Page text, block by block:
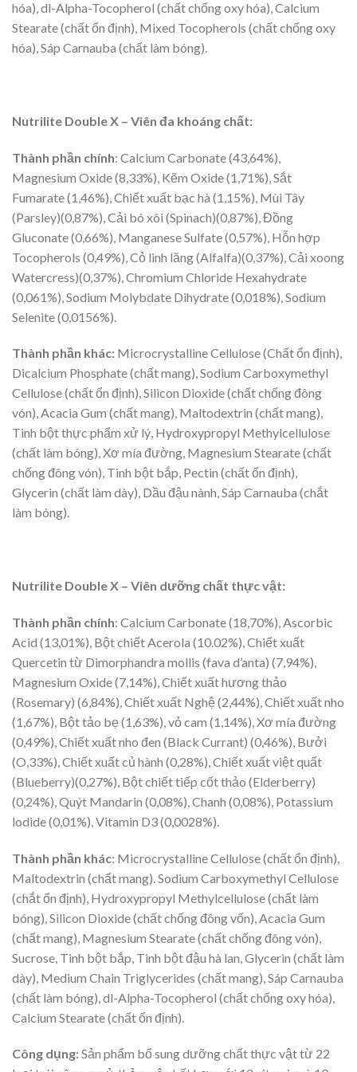
hóa), dl-Alpha-Tocopherol (chất chống oxy hóa), Calcium
Stearate (chất ổn định), Mixed Tocopherols (chất chống oxy
hóa), Sáp Carnauba (chất làm bóng).
Nutrilite Double X – Viên đa khoáng chất:
Thành phần chính: Calcium Carbonate (43,64%),
Magnesium Oxide (8,33%), Kẽm Oxide (1,71%), Sắt
Fumarate (1,46%), Chiết xuất bạc hà (1,15%), Mùi Tây
(Parsley)(0,87%), Cải bó xôi (Spinach)(0,87%), Đồng
Gluconate (0,66%), Manganese Sulfate (0,57%), Hỗn hợp
Tocopherols (0,49%), Cỏ linh lăng (Alfalfa)(0,37%), Cải xoong
Watercress)(0,37%), Chromium Chloride Hexahydrate
(0,061%), Sodium Molybdate Dihydrate (0,018%), Sodium
Selenite (0,0156%).
Thành phần khác: Microcrystalline Cellulose (Chất ổn định),
Dicalcium Phosphate (chất mang), Sodium Carboxymethyl
Cellulose (chất ổn định), Silicon Dioxide (chất chống đông
vón), Acacia Gum (chất mang), Maltodextrin (chất mang),
Tinh bột thực phẩm xử lý, Hydroxypropyl Methylcellulose
(chất làm bóng), Xơ mía đường, Magnesium Stearate (chất
chống đông vón), Tinh bột bắp, Pectin (chất ổn định),
Glycerin (chất làm dày), Dầu đậu nành, Sáp Carnauba (chắt
làm bóng).
Nutrilite Double X – Viên dưỡng chất thực vật:
Thành phần chính: Calcium Carbonate (18,70%), Ascorbic
Acid (13,01%), Bột chiết Acerola (10.02%), Chiết xuất
Quercetin từ Dimorphandra mollis (fava d’anta) (7,94%),
Magnesium Oxide (7,14%), Chiết xuất hương thảo
(Rosemary) (6,84%), Chiết xuất Nghệ (2,44%), Chiết xuất nho
(1,67%), Bột tảo bẹ (1,63%), vỏ cam (1,14%), Xơ mía đường
(0,49%), Chiết xuất nho đen (Black Currant) (0,46%), Bưởi
(O,33%), Chiết xuất củ hành (0,28%), Chiết xuất việt quất
(Blueberry)(0,27%), Bột chiết tiếp cốt thảo (Elderberry)
(0,24%), Quýt Mandarin (0,08%), Chanh (0,08%), Potassium
lodide (0,01%), Vitamin D3 (0,0028%).
Thành phần khác: Microcrystalline Cellulose (chất ổn định),
Maltodextrin (chất mang). Sodium Carboxymethyl Cellulose
(chắt ổn định), Hydroxypropyl Methylcellulose (chất làm
bóng), Silicon Dioxide (chất chống đông vốn), Acacia Gum
(chất mang), Magnesium Stearate (chất chống đông vón),
Sucrose, Tinh bột bắp, Tinh bột đậu hà lan, Glycerin (chất làm
dày), Medium Chain Triglycerides (chất mang), Sáp Carnauba
(chất làm bóng), dl-Alpha-Tocopherol (chất chống oxy hóa),
Calcium Stearate (chất ổn định).
Công dụng:Sản phẩm bổ sung dưỡng chất thực vật từ 22